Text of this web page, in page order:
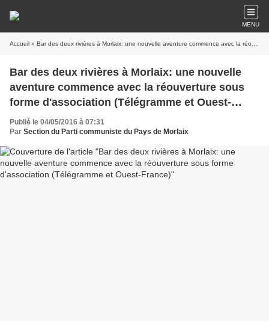
MENU
Accueil » Bar des deux rivières à Morlaix: une nouvelle aventure commence avec la réouverture sous forme d'association (Télégramme et Ouest-France)
Bar des deux rivières à Morlaix: une nouvelle
aventure commence avec la réouverture sous
forme d'association (Télégramme et Ouest-
France)
Publié le 04/05/2016 à 07:31
Par Section du Parti communiste du Pays de Morlaix